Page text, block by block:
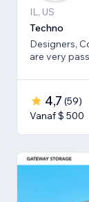
IL, US
Techno
Designers,
are very
4,7 (59)
Vanaf $ 500